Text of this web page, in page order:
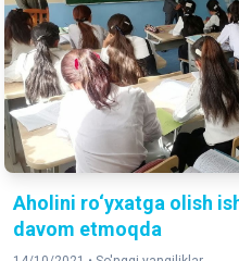
Aholini ro‘yxatga olish
davom etmoqda